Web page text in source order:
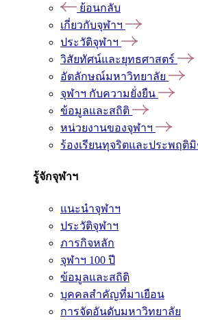
ย้อนกลับ
เกี่ยวกับจุฬาฯ
ประวัติจุฬาฯ
วิสัยทัศน์และยุทธศาสตร์
อัตลักษณ์มหาวิทยาลัย
จุฬาฯ กับความยั่งยืน
ข้อมูลและสถิติ
หน่วยงานของจุฬาฯ
ร้องเรียนทุจริตและประพฤติ
รู้จักจุฬาฯ
แนะนำจุฬาฯ
ประวัติจุฬาฯ
ภารกิจหลัก
จุฬาฯ 100 ปี
ข้อมูลและสถิติ
บุคคลสำคัญที่มาเยือน
การจัดอันดับมหาวิทยาลัย